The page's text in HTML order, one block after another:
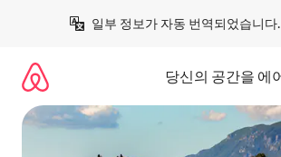
일부 정보가 자동 번역되었습니다.
당신의 공간을 에